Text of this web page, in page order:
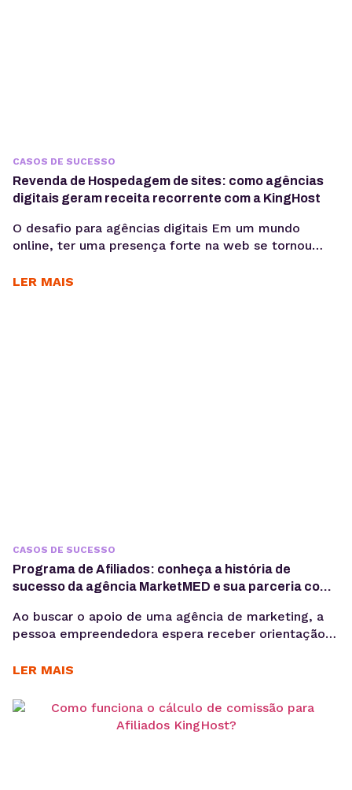
CASOS DE SUCESSO
Revenda de Hospedagem de sites: como agências
digitais geram receita recorrente com a KingHost
O desafio para agências digitais Em um mundo
online, ter uma presença forte na web se tornou
mais agências digitais adotam a Revenda de
LER MAIS
CASOS DE SUCESSO
Programa de Afiliados: conheça a história de
sucesso da agência MarketMED e sua parceria com
Ao buscar o apoio de uma agência de marketing, a
pessoa empreendedora espera receber orientação
“O cliente, quando chega, sabe muito pouco sobre o
ele”, explica Nori Carneiro, CEO na MarketMED –
primeira empresa em marketing médico do...
LER MAIS